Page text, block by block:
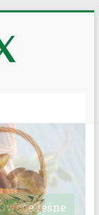
leśne